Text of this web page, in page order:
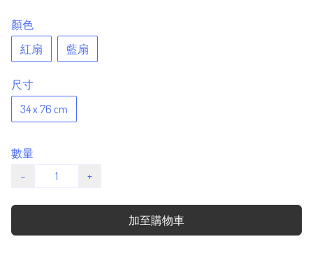
顏色
紅扇
藍扇
尺寸
34 x 76 cm
數量
−
+
加至購物車